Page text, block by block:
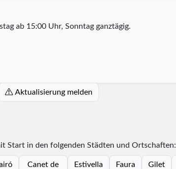
ab 15:00 Uhr, Sonntag ganztägig.
Aktualisierung melden
Start in den folgenden Städten und Ortschaften:
Canet de
Estivella Faura Gilet